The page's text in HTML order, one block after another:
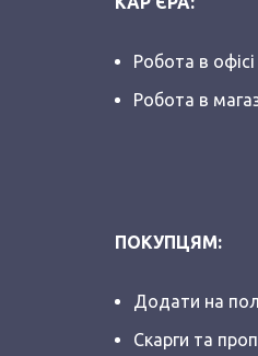
Робота в офісі
Робота в
ПОКУПЦЯМ:
Додати на
Скарги та